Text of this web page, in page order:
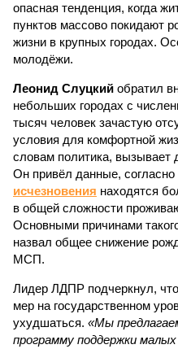
опасная тенденция, когда
пунктов массово покидают
жизни в крупных городах.
молодёжи.
Леонид Слуцкий обратил
небольших городах с
тысяч человек зачастую
условия для комфортной
словам политика, вызывает
Он привёл данные,
исчезновения находятся
в общей сложности
Основными причинами
назвал общее снижение
МСП.
Лидер ЛДПР подчеркнул,
мер на государственном
ухудшаться. «Мы
программу поддержки